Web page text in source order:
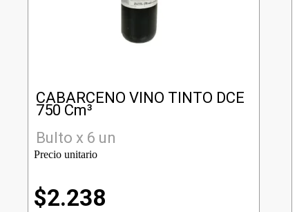
CABARCENO VINO TINTO DCE
750 Cm³
Bulto x 6 un
Precio unitario
$2.238